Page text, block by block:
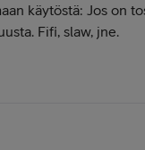
käytöstä: Jos on
Fifi, slaw, jne.